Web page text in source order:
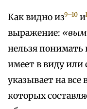
Как видно из9–10 и
выражение:
нельзя понимать
имеет в виду или
указывает на все
которых